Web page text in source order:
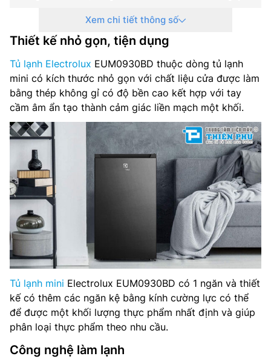
Công nghệ làm lạnh: Trực tiếp
Chất liệu cửa tủ lạnh: Thép không gỉ
Chất liệu khay ngăn lạnh: Kính chịu lực
Tiện ích: Đèn LED chiếu sáng
Kích thước tủ lạnh: Cao 84 cm – Rộng 47.5 cm – Sâu 44.8
cm – Nặng 19.7 kg
Năm ra mắt: 2022
Sản xuất tại: Trung Quốc
Hãng: Electrolux
Xem chi tiết thông số
Thiết kế nhỏ gọn, tiện dụng
Tủ lạnh Electrolux EUM0930BD thuộc dòng tủ lạnh
mini có kích thước nhỏ gọn với chất liệu cửa được làm
bằng thép không gỉ có độ bền cao kết hợp với tay
cầm âm ẩn tạo thành cảm giác liền mạch một khối.
Tủ lạnh mini Electrolux EUM0930BD có 1 ngăn và thiết
kế có thêm các ngăn kệ bằng kính cường lực có thể
để được một khối lượng thực phẩm nhất định và giúp
phân loại thực phẩm theo nhu cầu.
Công nghệ làm lạnh